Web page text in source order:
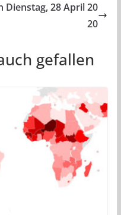
Dienstag, 28 April 20
20
gefallen